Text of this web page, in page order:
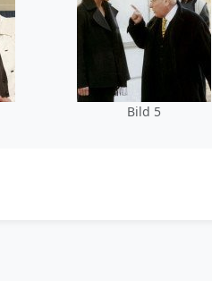
Bild 5